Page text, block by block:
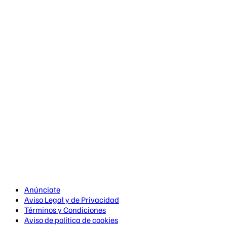
Anúnciate
Aviso Legal y de Privacidad
Términos y Condiciones
Aviso de política de cookies